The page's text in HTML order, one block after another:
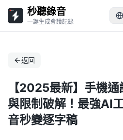
秒聽錄音
一鍵生成會議記錄
返回
【2025最新】手機
與限制破解！最強AI
音秒變逐字稿